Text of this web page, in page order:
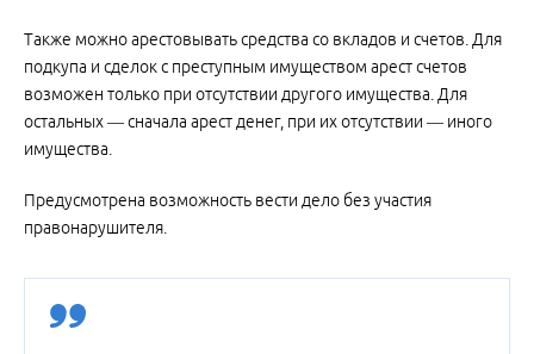
Также можно арестовывать средства со вкладов и счетов. Для
подкупа и сделок с преступным имуществом арест счетов
возможен только при отсутствии другого имущества. Для
остальных — сначала арест денег, при их отсутствии — иного
имущества.
Предусмотрена возможность вести дело без участия
правонарушителя.